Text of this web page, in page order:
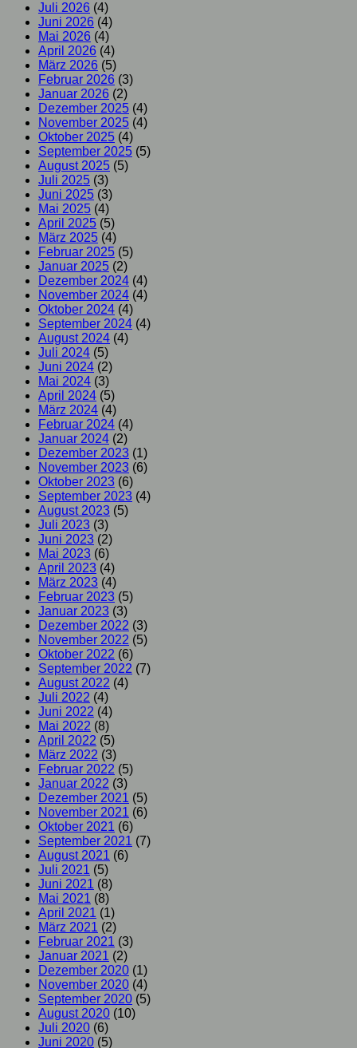
Juli 2026 (4)
Juni 2026 (4)
Mai 2026 (4)
April 2026 (4)
März 2026 (5)
Februar 2026 (3)
Januar 2026 (2)
Dezember 2025 (4)
November 2025 (4)
Oktober 2025 (4)
September 2025 (5)
August 2025 (5)
Juli 2025 (3)
Juni 2025 (3)
Mai 2025 (4)
April 2025 (5)
März 2025 (4)
Februar 2025 (5)
Januar 2025 (2)
Dezember 2024 (4)
November 2024 (4)
Oktober 2024 (4)
September 2024 (4)
August 2024 (4)
Juli 2024 (5)
Juni 2024 (2)
Mai 2024 (3)
April 2024 (5)
März 2024 (4)
Februar 2024 (4)
Januar 2024 (2)
Dezember 2023 (1)
November 2023 (6)
Oktober 2023 (6)
September 2023 (4)
August 2023 (5)
Juli 2023 (3)
Juni 2023 (2)
Mai 2023 (6)
April 2023 (4)
März 2023 (4)
Februar 2023 (5)
Januar 2023 (3)
Dezember 2022 (3)
November 2022 (5)
Oktober 2022 (6)
September 2022 (7)
August 2022 (4)
Juli 2022 (4)
Juni 2022 (4)
Mai 2022 (8)
April 2022 (5)
März 2022 (3)
Februar 2022 (5)
Januar 2022 (3)
Dezember 2021 (5)
November 2021 (6)
Oktober 2021 (6)
September 2021 (7)
August 2021 (6)
Juli 2021 (5)
Juni 2021 (8)
Mai 2021 (8)
April 2021 (1)
März 2021 (2)
Februar 2021 (3)
Januar 2021 (2)
Dezember 2020 (1)
November 2020 (4)
September 2020 (5)
August 2020 (10)
Juli 2020 (6)
Juni 2020 (5)